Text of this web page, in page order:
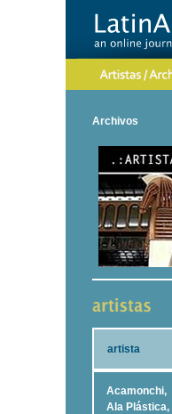
Archivos
artista
Acamonchi,
Ala Plástica,